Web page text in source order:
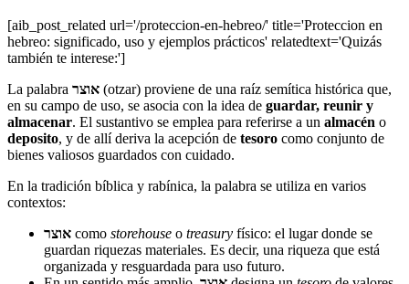
[aib_post_related url='/proteccion-en-hebreo/' title='Proteccion en
hebreo: significado, uso y ejemplos prácticos' relatedtext='Quizás
también te interese:']
La palabra אוצר (otzar) proviene de una raíz semítica histórica que,
en su campo de uso, se asocia con la idea de guardar, reunir y
almacenar. El sustantivo se emplea para referirse a un almacén o
deposito, y de allí deriva la acepción de tesoro como conjunto de
bienes valiosos guardados con cuidado.
En la tradición bíblica y rabínica, la palabra se utiliza en varios
contextos:
אוצר como storehouse o treasury físico: el lugar donde se
guardan riquezas materiales. Es decir, una riqueza que está
organizada y resguardada para uso futuro.